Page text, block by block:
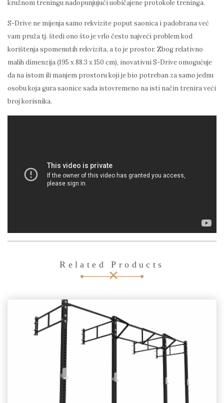
kružnom treningu nadopunjujući uobičajene protokole treninga.
S-Drive ne mijenja samo rekvizite poput saonica i padobrana već
vam pruža tj. štedi ono što je vrlo često najveći problem kod
korištenja spomenutih rekvizita, a to je prostor. Zbog relativno
malih dimenzija (195 x 88.3 x 150 cm), inovativni S-Drive omogućuje
da na istom ili manjem prostoru koji je bio potreban za samo jednu
osobu koja gura saonice sada istovremeno na isti način trenira veći
broj korisnika.
Related Products